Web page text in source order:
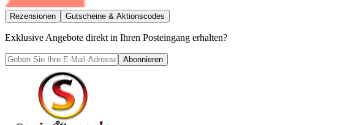
Rezensionen Gutscheine & Aktionscodes
Exklusive Angebote direkt in Ihren Posteingang erhalten?
Abonnieren